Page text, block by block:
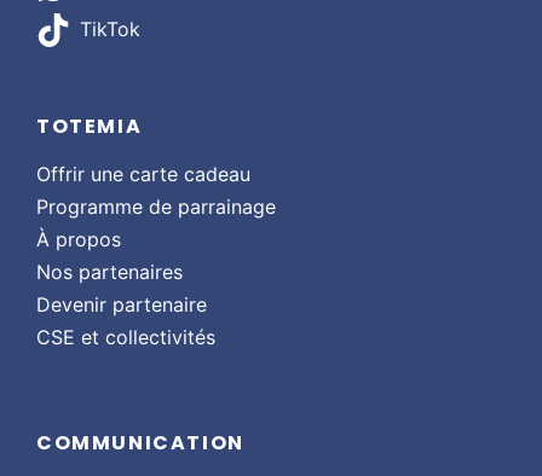
TikTok
TOTEMIA
Offrir une carte cadeau
Programme de parrainage
À propos
Nos partenaires
Devenir partenaire
CSE et collectivités
COMMUNICATION